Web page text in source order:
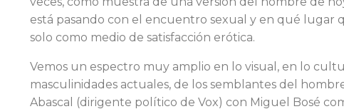
está pa­sando con el encuentro sexual y en qué lugar
solo como medio de satisfacción erótica.
Vemos un espectro muy amplio en lo vi­sual, en lo
masculinidades actuales, de los sem­blantes del
Abascal (dirigente político de Vox) con Miguel Bosé